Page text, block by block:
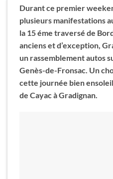
Durant ce premier
plusieurs manifestations
la 15 éme traversé de
anciens et d’exception,
un rassemblement autos
Genès-de-Fronsac. Un
cette journée bien
de Cayac à Gradignan.